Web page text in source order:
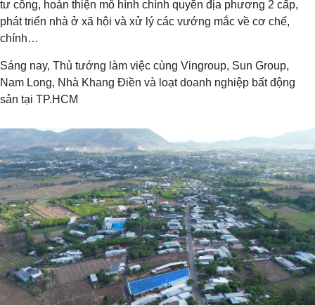
tư công, hoàn thiện mô hình chính quyền địa phương 2 cấp,
phát triển nhà ở xã hội và xử lý các vướng mắc về cơ chế,
chính…
Sáng nay, Thủ tướng làm việc cùng Vingroup, Sun Group,
Nam Long, Nhà Khang Điền và loạt doanh nghiệp bất động
sản tại TP.HCM